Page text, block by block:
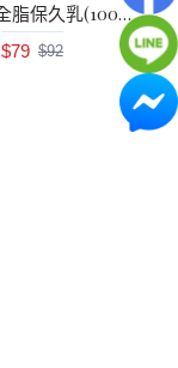
【雀巢】全脂保久乳(1000ml/瓶)
$79 $92